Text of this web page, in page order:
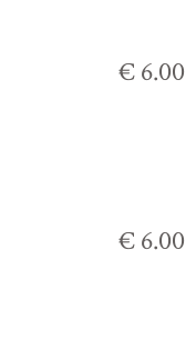
€ 6.00
€ 6.00